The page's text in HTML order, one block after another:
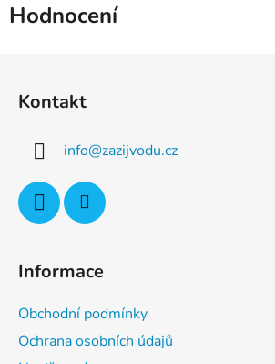
Hodnocení
Kontakt
info@zazijvodu.cz
Informace
Obchodní podmínky
Ochrana osobních údajů